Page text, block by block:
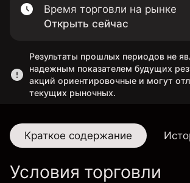
Время торговли на рынке
Открыть сейчас
Результаты прошлых периодов не
надежным показателем будущих
акций ориентировочные и могут
текущих рыночных.
Краткое содержание
Условия торговли